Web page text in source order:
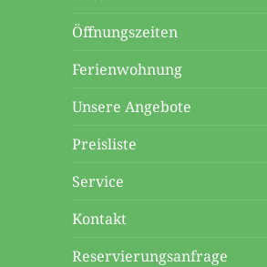
Öffnungszeiten
Ferienwohnung
Unsere Angebote
Preisliste
Service
Kontakt
Reservierungsanfrage